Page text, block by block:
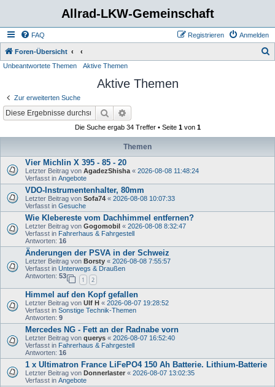
Allrad-LKW-Gemeinschaft
FAQ Anmelden
Registrieren
Foren-Übersicht
Unbeantwortete Themen Aktive Themen
Aktive Themen
Zur erweiterten Suche
Suche
Die Suche ergab 34 Treffer • Seite 1von 1
Themen
Vier Michlin X 395 - 85 - 20
Letzter Beitrag von AgadezShisha « 2026-08-08 11:48:24
Verfasst in Angebote
VDO-Instrumentenhalter, 80mm
Letzter Beitrag von Sofa74 « 2026-08-08 10:07:33
Verfasst in Gesuche
Wie Klebereste vom Dachhimmel entfernen?
Letzter Beitrag von Gogomobil « 2026-08-08 8:32:47
Verfasst in Fahrerhaus & Fahrgestell
Antworten: 16
Änderungen der PSVA in der Schweiz
Letzter Beitrag von Borsty « 2026-08-08 7:55:57
Verfasst in Unterwegs & Draußen
Antworten: 53
1 2
Himmel auf den Kopf gefallen
Letzter Beitrag von Ulf H « 2026-08-07 19:28:52
Verfasst in Sonstige Technik-Themen
Antworten: 9
Mercedes NG - Fett an der Radnabe vorn
Letzter Beitrag von querys « 2026-08-07 16:52:40
Verfasst in Fahrerhaus & Fahrgestell
Antworten: 16
1 x Ultimatron France LiFePO4 150 Ah Batterie. Lithium-Batterie
Letzter Beitrag von Donnerlaster « 2026-08-07 13:02:35
Verfasst in Angebote